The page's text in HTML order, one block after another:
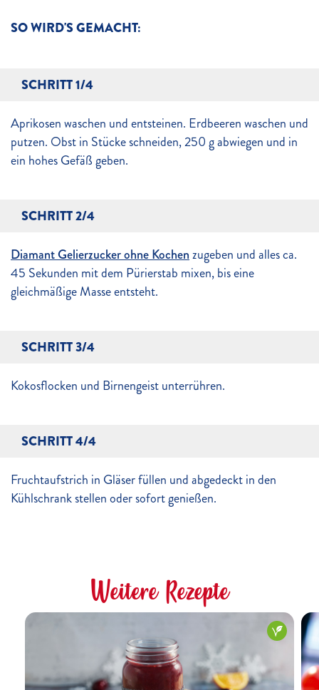
SO WIRD'S GEMACHT:
SCHRITT 1/4
Aprikosen waschen und entsteinen. Erdbeeren waschen und
putzen. Obst in Stücke schneiden, 250 g abwiegen und in
ein hohes Gefäß geben.
SCHRITT 2/4
Diamant Gelierzucker ohne Kochenzugeben und alles ca.
45 Sekunden mit dem Pürierstab mixen, bis eine
gleichmäßige Masse entsteht.
SCHRITT 3/4
Kokosflocken und Birnengeist unterrühren.
SCHRITT 4/4
Fruchtaufstrich in Gläser füllen und abgedeckt in den
Kühlschrank stellen oder sofort genießen.
Weitere Rezepte